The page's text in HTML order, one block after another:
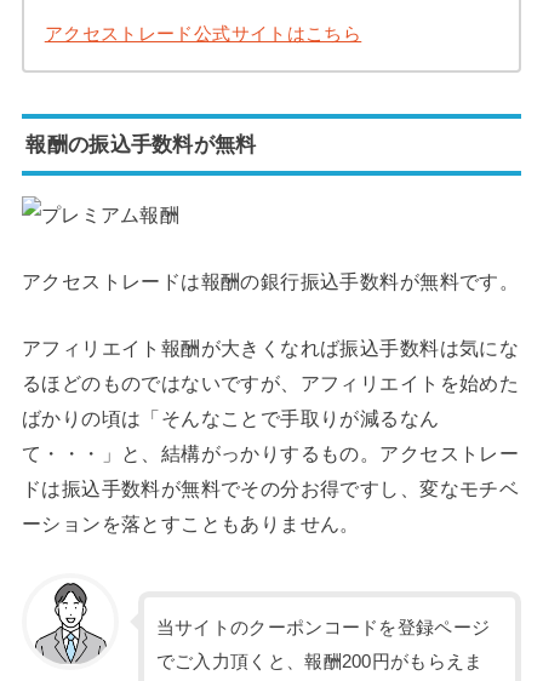
アクセストレード公式サイトはこちら
報酬の振込手数料が無料
アクセストレードは報酬の銀行振込手数料が無料です。
アフィリエイト報酬が大きくなれば振込手数料は気にな
るほどのものではないですが、アフィリエイトを始めた
ばかりの頃は「そんなことで手取りが減るなん
て・・・」と、結構がっかりするもの。アクセストレー
ドは振込手数料が無料でその分お得ですし、変なモチベ
ーションを落とすこともありません。
当サイトのクーポンコードを登録ページ
でご入力頂くと、報酬200円がもらえま